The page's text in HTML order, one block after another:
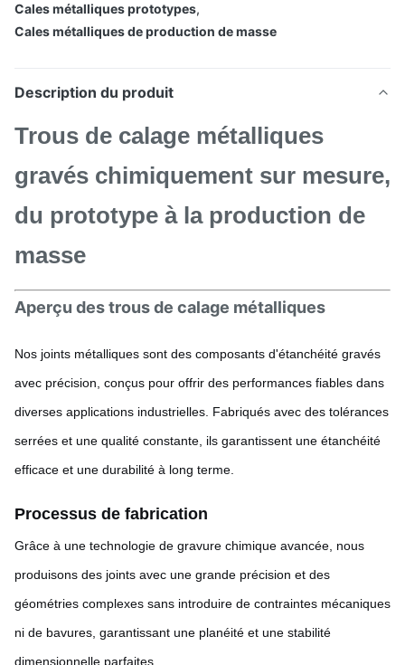
Cales métalliques prototypes,
Cales métalliques de production de masse
Description du produit
Trous de calage métalliques
gravés chimiquement sur mesure,
du prototype à la production de
masse
Aperçu des trous de calage métalliques
Nos joints métalliques sont des composants d'étanchéité gravés
avec précision, conçus pour offrir des performances fiables dans
diverses applications industrielles. Fabriqués avec des tolérances
serrées et une qualité constante, ils garantissent une étanchéité
efficace et une durabilité à long terme.
Processus de fabrication
Grâce à une technologie de gravure chimique avancée, nous
produisons des joints avec une grande précision et des
géométries complexes sans introduire de contraintes mécaniques
ni de bavures, garantissant une planéité et une stabilité
dimensionnelle parfaites.